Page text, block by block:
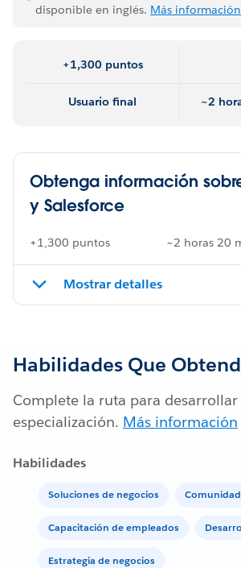
disponible en inglés. Más información
+1,300 puntos
Usuario final ~2
Obtenga información
y Salesforce
+1,300 puntos ~2 horas 20
Mostrar detalles
Habilidades Que
Complete la ruta para desarrollar
especialización. Más información
Habilidades
Soluciones de negocios
Capacitación de empleados
Estrategia de negocios